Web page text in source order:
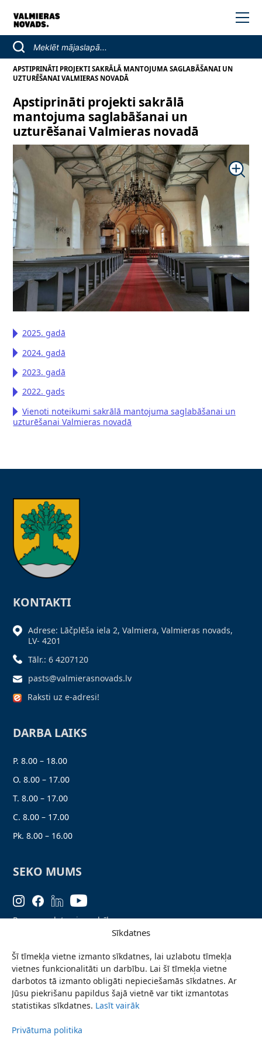
Sīkdatnes
Šī tīmekļa vietne izmanto sīkdatnes, lai uzlabotu tīmekļa
vietnes funkcionalitāti un darbību. Lai šī tīmekļa vietne
darbotos tā izmanto obligāti nepieciešamās sīkdatnes. Ar
Jūsu piekrišanu papildus šajā vietnē var tikt izmantotas
statistikas sīkdatnes. Lasīt vairāk
Privātuma politika
APSTIPRINĀTI PROJEKTI SAKRĀLĀ MANTOJUMA SAGLABĀŠANAI UN
UZTURĒŠANAI VALMIERAS NOVADĀ
Apstiprināti projekti sakrālā
mantojuma saglabāšanai un
uzturēšanai Valmieras novadā
2025. gadā
2024. gadā
2023. gadā
2022. gads
Vienoti noteikumi sakrālā mantojuma saglabāšanai un
uzturēšanai Valmieras novadā
KONTAKTI
Adrese: Lāčplēša iela 2, Valmiera, Valmieras novads,
LV- 4201
Tālr.: 6 4207120
pasts@valmierasnovads.lv
Raksti uz e-adresi!
DARBA LAIKS
P. 8.00 – 18.00
O. 8.00 – 17.00
T. 8.00 – 17.00
C. 8.00 – 17.00
Pk. 8.00 – 16.00
SEKO MUMS
Personas datu aizsardzība
Ziņo par problēmu
Pieteikties jaunumiem
Piekļūstamības paziņojums